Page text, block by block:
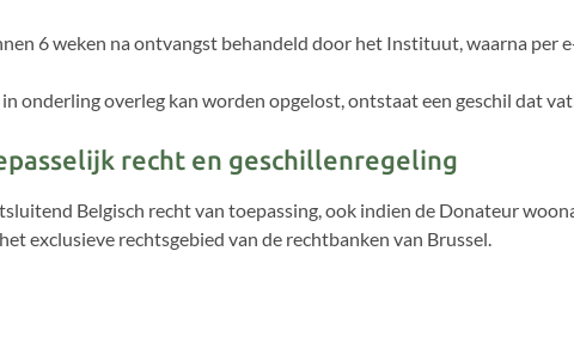
6 weken na ontvangst behandeld door het Instituut, waarna per
onderling overleg kan worden opgelost, ontstaat een geschil dat
recht en geschillenregeling
Belgisch recht van toepassing, ook indien de Donateur
exclusieve rechtsgebied van de rechtbanken van Brussel.